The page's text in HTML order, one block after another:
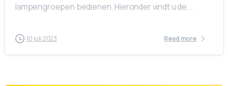
lampengroepen bedienen. Hieronder vindt u de...
10 juli 2023 Read more